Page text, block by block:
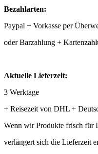
Bezahlarten:
Paypal + Vorkasse per
oder Barzahlung +
Aktuelle Lieferzeit:
3 Werktage
+ Reisezeit von DHL +
Wenn wir Produkte frisch für
verlängert sich die Lieferzeit